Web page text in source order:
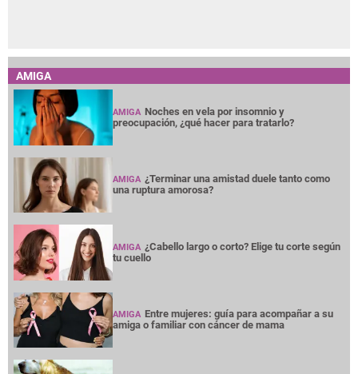
AMIGA
AMIGA Noches en vela por insomnio y
preocupación, ¿qué hacer para tratarlo?
AMIGA ¿Terminar una amistad duele tanto como
una ruptura amorosa?
AMIGA ¿Cabello largo o corto? Elige tu corte según
tu cuello
AMIGA Entre mujeres: guía para acompañar a su
amiga o familiar con cáncer de mama